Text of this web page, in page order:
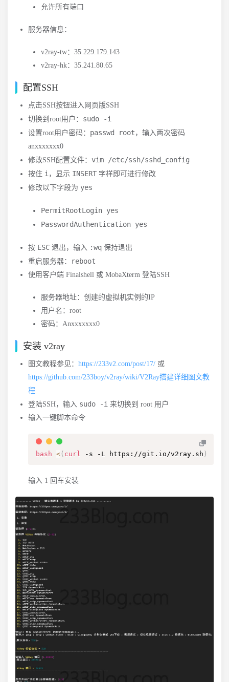
允许所有端口
服务器信息：
v2ray-tw：35.229.179.143
v2ray-hk：35.241.80.65
配置SSH
点击SSH按钮进入网页版SSH
切换到root用户： sudo -i
设置root用户密码： passwd root ，输入两次密码
anxxxxxxx0
修改SSH配置文件： vim /etc/ssh/sshd_config
按住 i ，显示 INSERT 字样即可进行修改
修改以下字段为 yes
PermitRootLogin yes
PasswordAuthentication yes
按 ESC 退出，输入 :wq 保持退出
重启服务器：
reboot
使用客户端 Finalshell 或 MobaXterm 登陆SSH
服务器地址：创建的虚拟机实例的IP
用户名：root
密码：Anxxxxxxx0
安装 v2ray
图文教程参见： https://233v2.com/post/17/ 或
https://github.com/233boy/v2ray/wiki/V2Ray搭建详细图文教
程
登陆SSH，输入 sudo -i 来切换到 root 用户
输入一键脚本命令
bash < ( curl -s -L https://git.io/v2ray.sh )
输入 1 回车安装